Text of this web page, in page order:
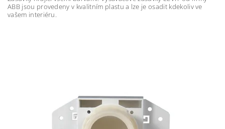
ABB jsou provedeny v kvalitním plastu a lze je osadit kdekoliv ve
vašem interiéru.